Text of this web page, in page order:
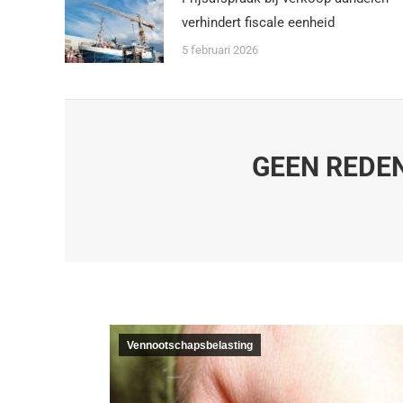
verhindert fiscale eenheid
5 februari 2026
GEEN
Vennootschapsbelasting